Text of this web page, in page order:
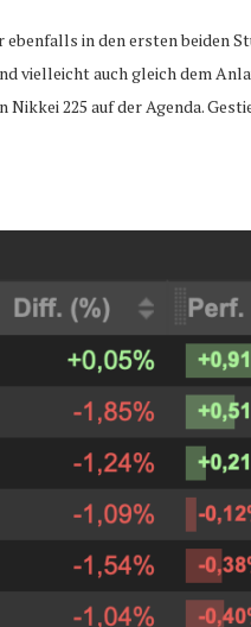
in den ersten beiden
auch gleich dem
225 auf der Agenda.